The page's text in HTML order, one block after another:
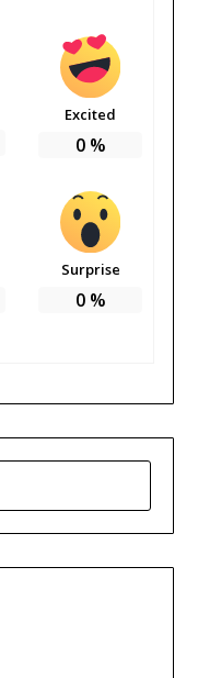
Excited
0%
Surprise
0%